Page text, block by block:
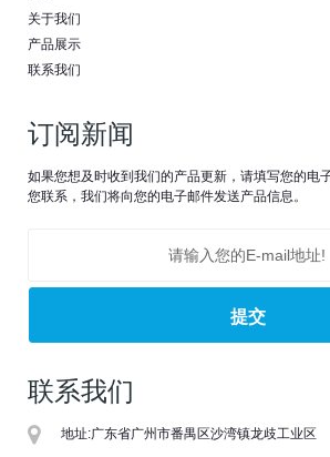
关于我们
产品展示
联系我们
订阅新闻
如果您想及时收到我们的产品更新，请填写您的电
您联系，我们将向您的电子邮件发送产品信息。
联系我们
地址:广东省广州市番禺区沙湾镇龙歧工业区